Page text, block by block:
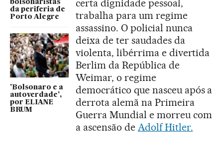
bolsonaristas
da periferia de
Porto Alegre
'Bolsonaro e a
autoverdade',
por ELIANE
BRUM
certa dignidade pessoal,
trabalha para um regime
assassino. O policial nunca
deixa de ter saudades da
violenta, libérrima e divertida
Berlim da República de
Weimar, o regime
democrático que nasceu após a
derrota alemã na Primeira
Guerra Mundial e morreu com
a ascensão de Adolf Hitler.